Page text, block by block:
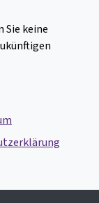
Sie keine